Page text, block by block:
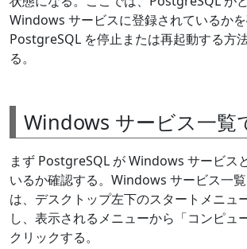
Windows サービスに登録されているかを
PostgreSQL を停止または再起動する方
る。
Windows サービス一覧
まず PostgreSQL が Windows サービス
いるか確認する。Windows サービス一
は、デスクトップ左下のスタートメニュ
し、表示されるメニューから「コンピュ
クリックする。